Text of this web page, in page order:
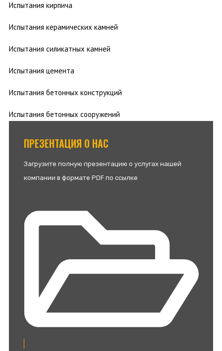
Испытания кирпича
Испытания керамических камней
Испытания силикатных камней
Испытания цемента
Испытания бетонных конструкций
Испытания бетонных сооружений
ПРЕЗЕНТАЦИЯ О НАС
Загрузите полную презентацию о услугах нашей
компании в формате PDF по ссылке